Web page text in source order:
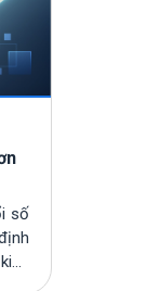
số